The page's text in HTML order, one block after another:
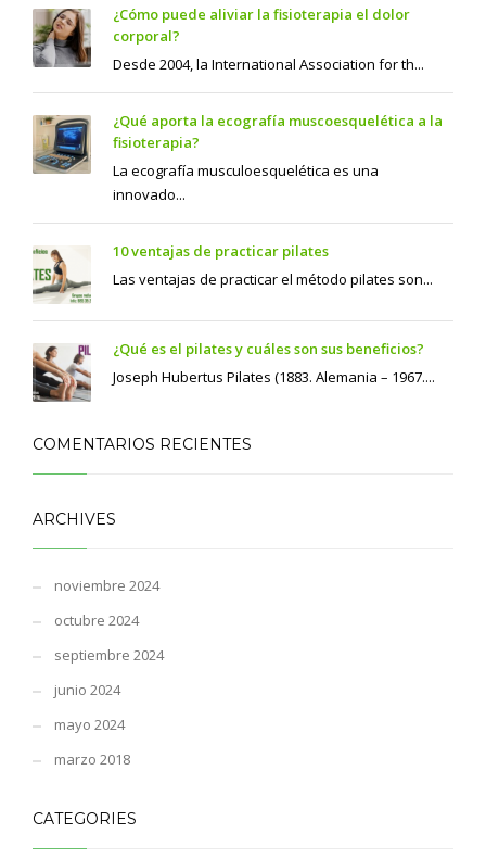
¿Cómo puede aliviar la fisioterapia el dolor
corporal?
Desde 2004, la International Association for th...
¿Qué aporta la ecografía muscoesquelética a la
fisioterapia?
La ecografía musculoesquelética es una
innovado...
10 ventajas de practicar pilates
Las ventajas de practicar el método pilates son...
¿Qué es el pilates y cuáles son sus beneficios?
Joseph Hubertus Pilates (1883. Alemania – 1967....
COMENTARIOS RECIENTES
ARCHIVES
noviembre 2024
octubre 2024
septiembre 2024
junio 2024
mayo 2024
marzo 2018
CATEGORIES